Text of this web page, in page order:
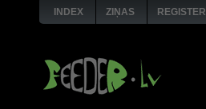
INDEX ZIŅAS REGISTER